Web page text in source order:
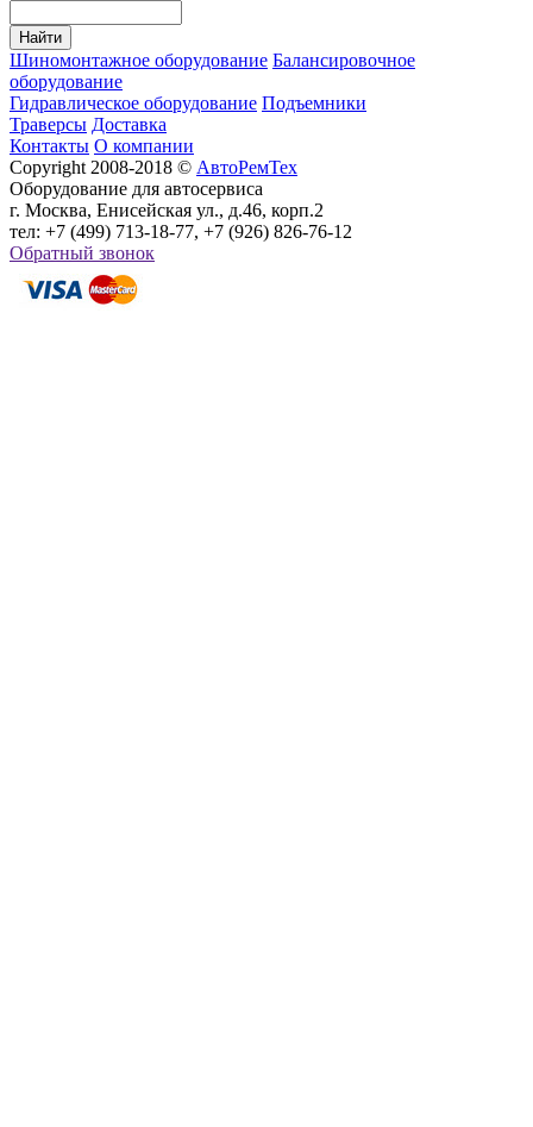
Шиномонтажное оборудование Балансировочное
оборудование
Гидравлическое оборудование Подъемники
Траверсы Доставка
Контакты О компании
Copyright 2008-2018 © АвтоРемТех
Оборудование для автосервиса
г. Москва, Енисейская ул., д.46, корп.2
тел: +7 (499) 713-18-77, +7 (926) 826-76-12
Обратный звонок